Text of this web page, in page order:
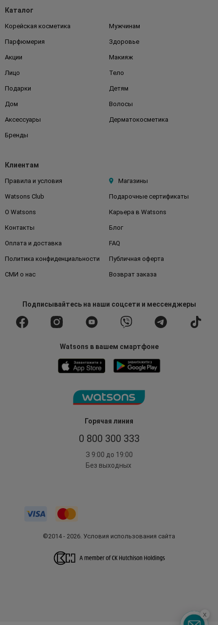
Горячая линия
0 800 300 333
З 9:00 до 19:00
Без выходных
Каталог
Корейская косметика Мужчинам
Парфюмерия Здоровье
Акции Макияж
Лицо Тело
Подарки Детям
Дом Волосы
Аксессуары Дерматокосметика
Бренды
Клиентам
Правила и условия Магазины
Watsons Club Подарочные сертификаты
О Watsons Карьера в Watsons
Контакты Блог
Оплата и доставка FAQ
Политика конфиденциальности Публичная оферта
СМИ о нас Возврат заказа
Подписывайтесьна наши соцсети и мессенджеры
Watsons в вашем смартфоне
©2014 - 2026. Условия использования сайта
x